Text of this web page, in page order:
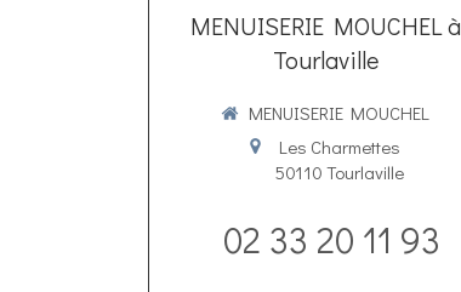
MENUISERIE MOUCHEL à
Tourlaville
MENUISERIE MOUCHEL
Les Charmettes
50110 Tourlaville
02 33 20 11 93